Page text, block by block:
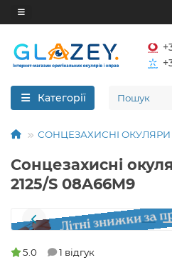
Категорії
СОНЦЕЗАХИСНІ ОКУЛЯРИ
Сонцезахисні
2125/S 08A66M9
5.0 1 відгук